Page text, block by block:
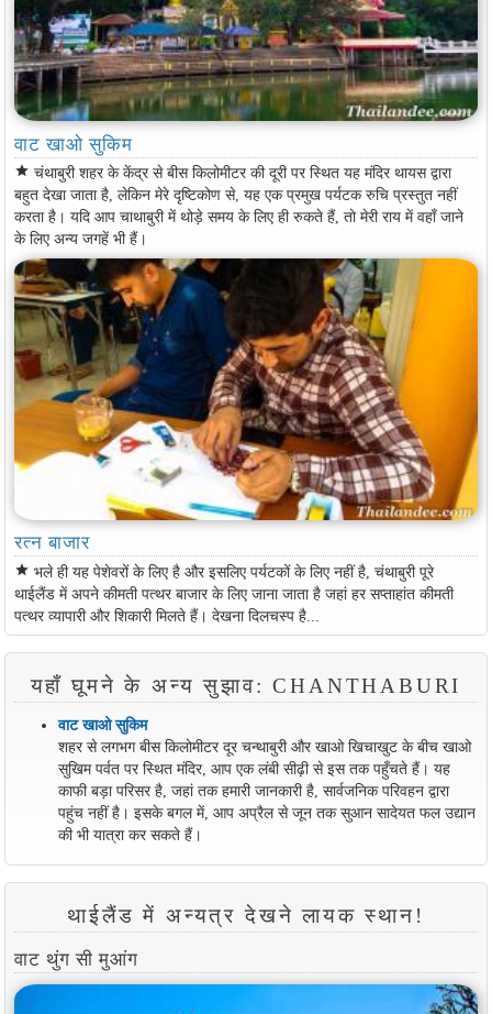
वाट खाओ सुकिम
star चंथाबुरी शहर के केंद्र से बीस किलोमीटर की दूरी पर स्थित यह मंदिर थायस द्वारा
बहुत देखा जाता है, लेकिन मेरे दृष्टिकोण से, यह एक प्रमुख पर्यटक रुचि प्रस्तुत नहीं
करता है। यदि आप चाथाबुरी में थोड़े समय के लिए ही रुकते हैं, तो मेरी राय में वहाँ जाने
के लिए अन्य जगहें भी हैं।
रत्न बाजार
star भले ही यह पेशेवरों के लिए है और इसलिए पर्यटकों के लिए नहीं है, चंथाबुरी पूरे
थाईलैंड में अपने कीमती पत्थर बाजार के लिए जाना जाता है जहां हर सप्ताहांत कीमती
पत्थर व्यापारी और शिकारी मिलते हैं। देखना दिलचस्प है...
यहाँ घूमने के अन्य सुझाव: CHANTHABURI
वाट खाओ सुकिम
शहर से लगभग बीस किलोमीटर दूर चन्थाबुरी और खाओ खिचाखुट के बीच खाओ
सुखिम पर्वत पर स्थित मंदिर, आप एक लंबी सीढ़ी से इस तक पहुँचते हैं। यह
काफी बड़ा परिसर है, जहां तक ​​हमारी जानकारी है, सार्वजनिक परिवहन द्वारा
पहुंच नहीं है। इसके बगल में, आप अप्रैल से जून तक सुआन सादेयत फल उद्यान
की भी यात्रा कर सकते हैं।
थाईलैंड में अन्यत्र देखने लायक स्थान!
वाट थुंग सी मुआंग